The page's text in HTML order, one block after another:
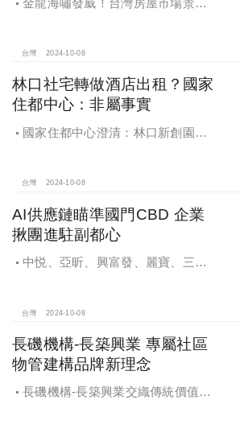
望全壘打
台灣 2024-10-08
林口社宅轉做酒店出租？國家
住都中心：非屬事實
國家住都中心澄清：林口新創園秉
台灣 2024-10-08
AI供應鏈瞄準國門CBD 企業
揪團進駐副都心
中悦、亞昕、興富發、麗寶、三發
未來還陸續有超過7萬坪辦公樓面積新
台灣 2024-10-08
長磯機構-長築興業 專屬社區
物管建構品牌新理念
長磯機構-長築興業交織傳統價值與